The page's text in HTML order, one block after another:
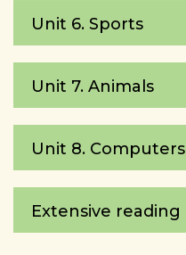
Unit 6. Sports
Unit 7. Animals
Unit 8. Computers
Extensive reading